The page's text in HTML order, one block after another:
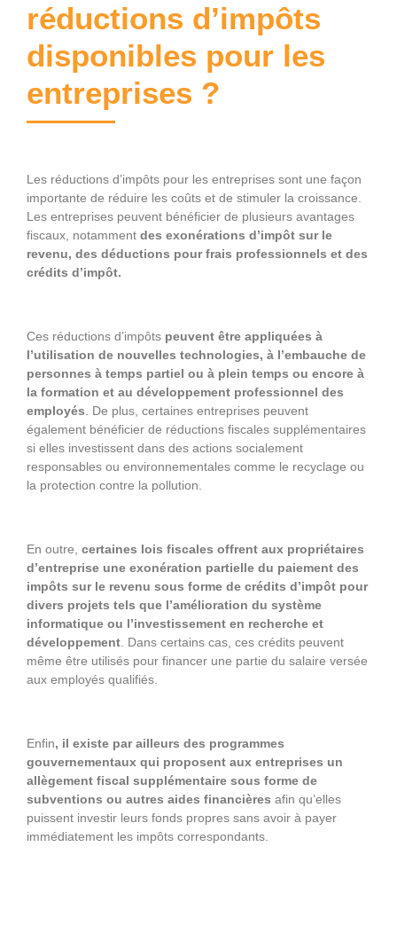
réductions d’impôts
disponibles pour les
entreprises ?
Les réductions d’impôts pour les entreprises sont une façon
importante de réduire les coûts et de stimuler la croissance.
Les entreprises peuvent bénéficier de plusieurs avantages
fiscaux, notamment des exonérations d’impôt sur le
revenu, des déductions pour frais professionnels et des
crédits d’impôt.
Ces réductions d’impôts peuvent être appliquées à
l’utilisation de nouvelles technologies, à l’embauche de
personnes à temps partiel ou à plein temps ou encore à
la formation et au développement professionnel des
employés . De plus, certaines entreprises peuvent
également bénéficier de réductions fiscales supplémentaires
si elles investissent dans des actions socialement
responsables ou environnementales comme le recyclage ou
la protection contre la pollution.
En outre, certaines lois fiscales offrent aux propriétaires
d’entreprise une exonération partielle du paiement des
impôts sur le revenu sous forme de crédits d’impôt pour
divers projets tels que l’amélioration du système
informatique ou l’investissement en recherche et
développement . Dans certains cas, ces crédits peuvent
même être utilisés pour financer une partie du salaire versée
aux employés qualifiés.
Enfin, il existe par ailleurs des programmes
gouvernementaux qui proposent aux entreprises un
allègement fiscal supplémentaire sous forme de
subventions ou autres aides financières afin qu’elles
puissent investir leurs fonds propres sans avoir à payer
immédiatement les impôts correspondants.